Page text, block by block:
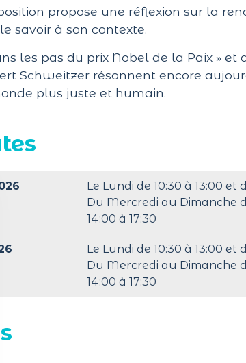
propose une réflexion sur la
savoir à son contexte.
les pas du prix Nobel de la Paix »
Schweitzer résonnent encore
plus juste et humain.
Le Lundi de 10:30 à 13:00 et
Du Mercredi au Dimanche
14:00 à 17:30
Le Lundi de 10:30 à 13:00 et
Du Mercredi au Dimanche
14:00 à 17:30